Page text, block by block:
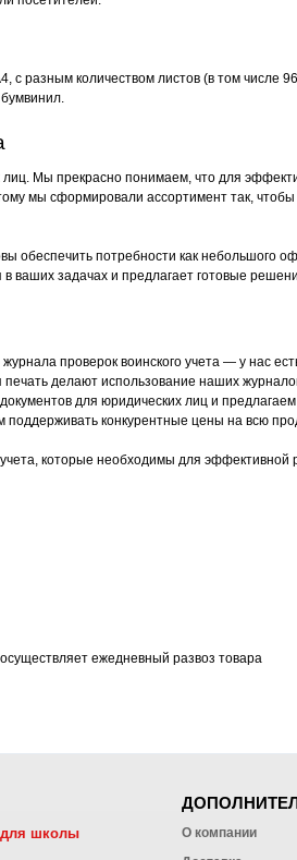
количеством листов (в том числе
Мы прекрасно понимаем, что для
мы сформировали ассортимент так,
потребности как небольшого
ваших задачах и предлагает готовые
проверок воинского учета — у нас
печать делают использование наших
для юридических лиц и предлагаем
конкурентные цены на всю
которые необходимы для
ежедневный развоз товара
для школы
О компании